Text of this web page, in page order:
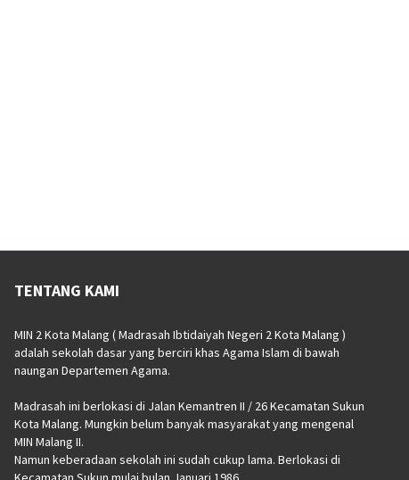
TENTANG KAMI
MIN 2 Kota Malang ( Madrasah Ibtidaiyah Negeri 2 Kota Malang )
adalah sekolah dasar yang berciri khas Agama Islam di bawah
naungan Departemen Agama.
Madrasah ini berlokasi di Jalan Kemantren II / 26 Kecamatan Sukun
Kota Malang. Mungkin belum banyak masyarakat yang mengenal
MIN Malang II.
Namun keberadaan sekolah ini sudah cukup lama. Berlokasi di